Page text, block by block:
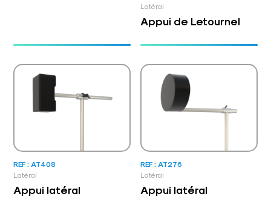
Latéral
Appui de Letournel
Latéral
REF : AT408
Appui latéral
Latéral
REF : AT276
Appui latéral